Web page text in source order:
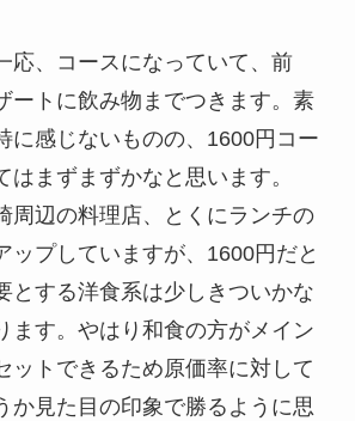
応、コースになっていて、前
ートに飲み物までつきます。素
に感じないものの、1600円コー
はまずまずかなと思います。
周辺の料理店、とくにランチの
ップしていますが、1600円だと
とする洋食系は少しきついかな
ます。やはり和食の方がメイン
ットできるため原価率に対して
か見た目の印象で勝るように思